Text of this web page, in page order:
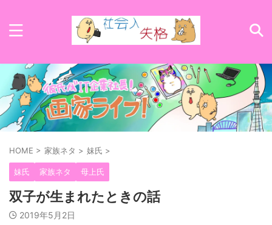
HOME > 家族ネタ > 妹氏 >
妹氏 家族ネタ 母上氏
双子が生まれたときの話
2019年5月2日